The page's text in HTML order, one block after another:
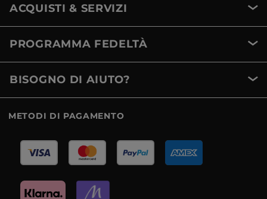
ACQUISTI & SERVIZI
PROGRAMMA FEDELTÀ
BISOGNO DI AIUTO?
METODI DI PAGAMENTO